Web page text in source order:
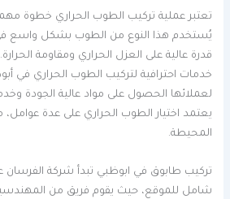
تعتبر عملية تركيب الطوب الحراري خطوة
يُستخدم هذا النوع من الطوب بشكل واسع
قدرة عالية على العزل الحراري ومقاومة
خدمات احترافية لتركيب الطوب الحراري في
لعملائها الحصول على مواد عالية الجودة
يعتمد اختيار الطوب الحراري على عدة عوامل،
المحيطة.
تركيب طابوق في ابوظبي تبدأ شركة الفرسان
شامل للموقع، حيث يقوم فريق من